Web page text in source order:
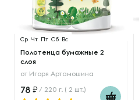
Ср Чт Пт Сб Вс
Полотенца бумажные 2
слоя
от Игоря Артамошина
78 / 220 г. ( 2 шт.)